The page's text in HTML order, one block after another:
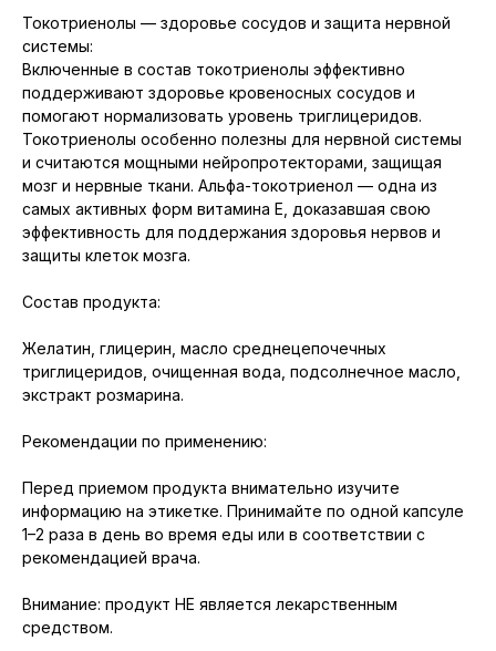
Токотриенолы — здоровье сосудов и защита нервной
системы:
Включенные в состав токотриенолы эффективно
поддерживают здоровье кровеносных сосудов и
помогают нормализовать уровень триглицеридов.
Токотриенолы особенно полезны для нервной системы
и считаются мощными нейропротекторами, защищая
мозг и нервные ткани. Альфа-токотриенол — одна из
самых активных форм витамина Е, доказавшая свою
эффективность для поддержания здоровья нервов и
защиты клеток мозга.
Состав продукта:
Желатин, глицерин, масло среднецепочечных
триглицеридов, очищенная вода, подсолнечное масло,
экстракт розмарина.
Рекомендации по применению:
Перед приемом продукта внимательно изучите
информацию на этикетке. Принимайте по одной капсуле
1–2 раза в день во время еды или в соответствии с
рекомендацией врача.
Внимание: продукт НЕ является лекарственным
средством.